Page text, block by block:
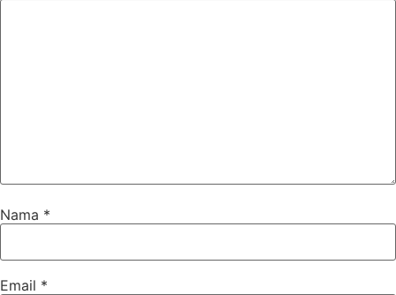
Nama *
Email *